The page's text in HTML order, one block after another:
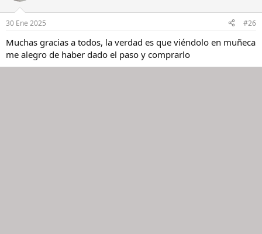
d
l
h
i
l
o
i
o
30 Ene 2025 #26
Muchas gracias a todos, la verdad es que viéndolo en muñeca
me alegro de haber dado el paso y comprarlo